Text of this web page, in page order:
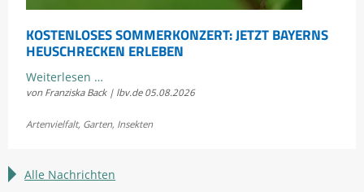
KOSTENLOSES SOMMERKONZERT: JETZT BAYERNS
HEUSCHRECKEN ERLEBEN
Weiterlesen …Kostenloses
Sommerkonzert:
erleben
von Franziska Back | lbv.de 05.08.2026
Artenvielfalt, Garten, Insekten
Alle Nachrichten